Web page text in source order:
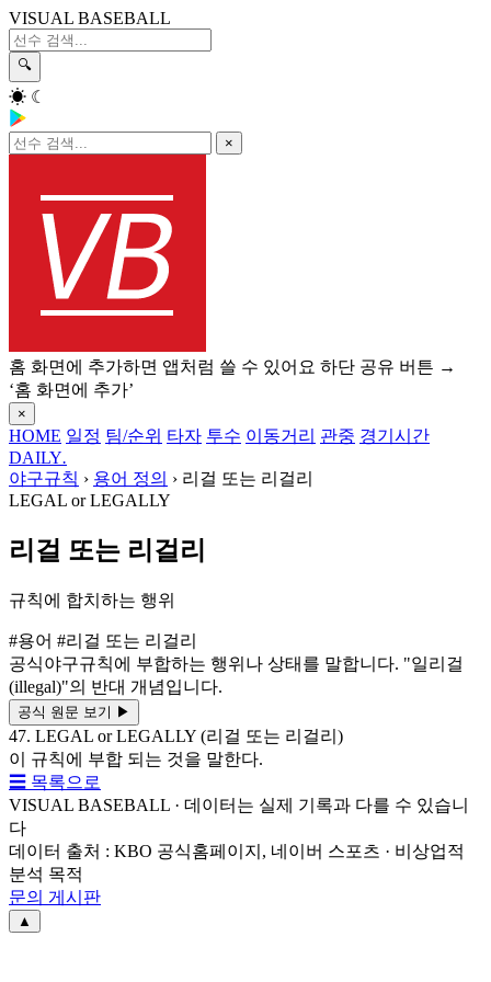
VISUAL BASEBALL
🔍
☀ ☾
×
홈 화면에 추가하면 앱처럼 쓸 수 있어요 하단 공유 버튼 →
‘홈 화면에 추가’
×
HOME 일정 팀/순위 타자 투수 이동거리 관중 경기시간
DAILY.
야구규칙 › 용어 정의 › 리걸 또는 리걸리
LEGAL or LEGALLY
리걸 또는 리걸리
규칙에 합치하는 행위
#용어 #리걸 또는 리걸리
공식야구규칙에 부합하는 행위나 상태를 말합니다. "일리걸
(illegal)"의 반대 개념입니다.
공식 원문 보기 ▶
47. LEGAL or LEGALLY (리걸 또는 리걸리)
이 규칙에 부합 되는 것을 말한다.
☰ 목록으로
VISUAL BASEBALL · 데이터는 실제 기록과 다를 수 있습니
다
데이터 출처 : KBO 공식홈페이지, 네이버 스포츠 · 비상업적
분석 목적
문의 게시판
▲